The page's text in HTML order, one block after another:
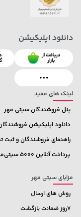
لینک های مفید
پنل فروشندگان سیتی مهر
دانلود اپلیکیشن
راهنمای فروشندگان و ثبت
پرداخت آنلاین 5000 سیتی‌مهر
مزایای سیتی مهر
روش های ارسال
7روز ضمانت بازگشت
دانلود اپلیکیشن